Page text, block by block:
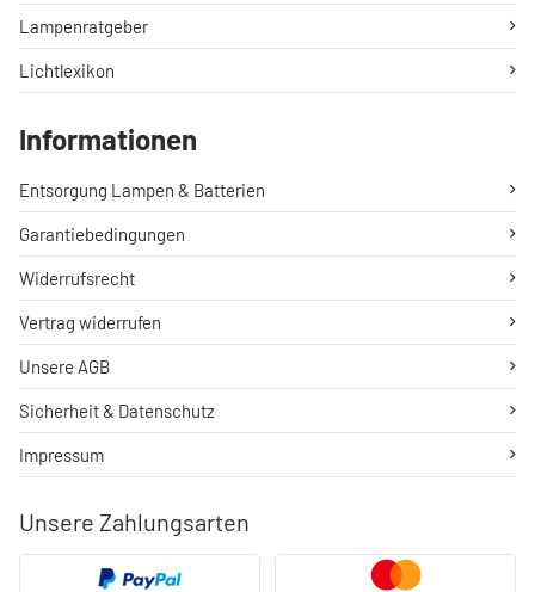
Unsere Zahlungsarten
Lampenratgeber
Lichtlexikon
Informationen
Entsorgung Lampen & Batterien
Garantiebedingungen
Widerrufsrecht
Vertrag widerrufen
Unsere AGB
Sicherheit & Datenschutz
Impressum